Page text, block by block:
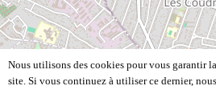
Nous utilisons des cookies pour vous garantir
site. Si vous continuez à utiliser ce dernier,